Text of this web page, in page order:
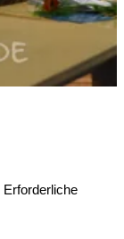
Erforderliche